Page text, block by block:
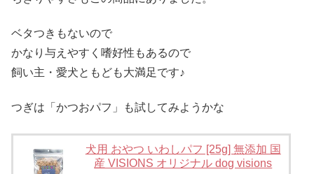
ベタつきもないので
かなり与えやすく嗜好性もあるので
飼い主・愛犬ともども大満足です♪
つぎは「かつおパフ」も試してみようかな
犬用 おやつ いわしパフ [25g] 無添加 国
産 VISIONS オリジナル dog visions